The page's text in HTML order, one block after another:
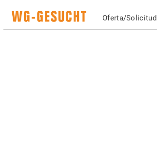
Oferta/Solicitud